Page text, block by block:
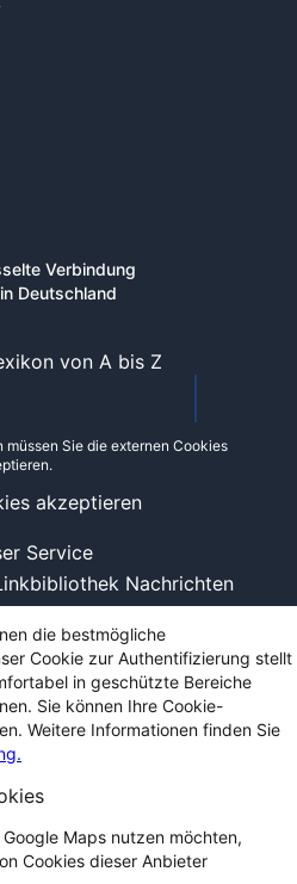
Verbindung
Deutschland
Service
Nachrichten
von A bis Z
Sie die externen Cookies
akzeptieren
die bestmögliche
Cookie zur Authentifizierung stellt
in geschützte Bereiche
Sie können Ihre Cookie-
Weitere Informationen finden Sie
Maps nutzen möchten,
Cookies dieser Anbieter